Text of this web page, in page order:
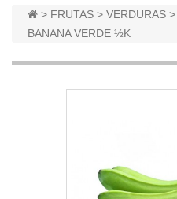
> FRUTAS > VERDURAS >
BANANA VERDE ½K